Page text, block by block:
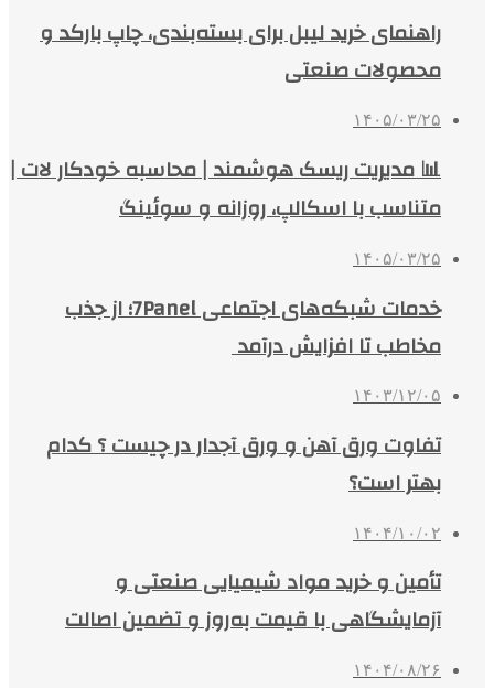
راهنمای خرید لیبل برای بسته‌بندی، چاپ بارکد و
محصولات صنعتی
۱۴۰۵/۰۳/۲۵
📊 مدیریت ریسک هوشمند | محاسبه خودکار لات |
متناسب با اسکالپ، روزانه و سوئینگ
۱۴۰۵/۰۳/۲۵
خدمات شبکه‌های اجتماعی 7Panel؛ از جذب
مخاطب تا افزایش درآمد
۱۴۰۳/۱۲/۰۵
تفاوت ورق آهن و ورق آجدار در چیست ؟ کدام
بهتر است؟
۱۴۰۴/۱۰/۰۲
تأمین و خرید مواد شیمیایی صنعتی و
آزمایشگاهی با قیمت به‌روز و تضمین اصالت
۱۴۰۴/۰۸/۲۶